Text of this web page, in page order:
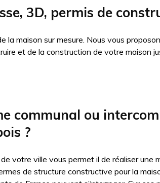
3D, permis de
la maison sur mesure. Nous vous
et de la construction de votre maison
communal ou
?
votre ville vous permet il de réaliser
de structure constructive pour la